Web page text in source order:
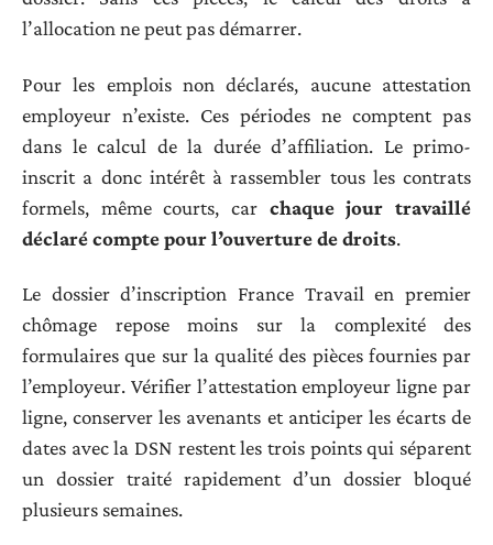
l’allocation ne peut pas démarrer.
Pour les emplois non déclarés, aucune attestation
employeur n’existe. Ces périodes ne comptent pas
dans le calcul de la durée d’affiliation. Le primo-
inscrit a donc intérêt à rassembler tous les contrats
formels, même courts, car chaque jour travaillé
déclaré compte pour l’ouverture de droits.
Le dossier d’inscription France Travail en premier
chômage repose moins sur la complexité des
formulaires que sur la qualité des pièces fournies par
l’employeur. Vérifier l’attestation employeur ligne par
ligne, conserver les avenants et anticiper les écarts de
dates avec la DSN restent les trois points qui séparent
un dossier traité rapidement d’un dossier bloqué
plusieurs semaines.